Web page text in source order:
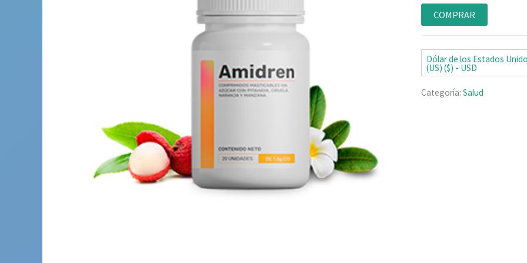
Valorado
con4.75de
5 en base
a
4
de clientes
COMPRAR
Dólar de los Estados
(US) ($) - USD
Categoría: Salud